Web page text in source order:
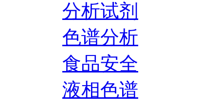
分析试剂
色谱分析
食品安全
液相色谱